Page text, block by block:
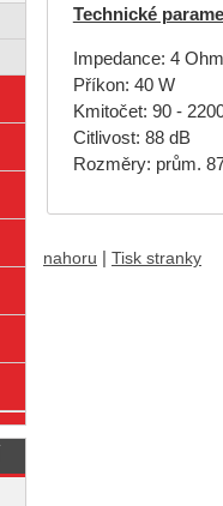
Technické
Impedance: 4 Ohm
Příkon: 40 W
Kmitočet: 90 -
Citlivost: 88 dB
Rozměry: prům.
nahoru Tisk stranky